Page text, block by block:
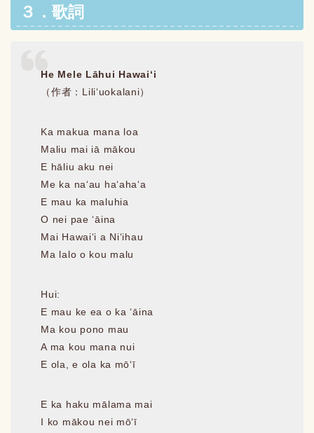
３．歌詞
He Mele Lāhui Hawaiʻi
（作者：Liliʻuokalani）
Ka makua mana loa
Maliu mai iā mākou
E hāliu aku nei
Me ka naʻau haʻahaʻa
E mau ka maluhia
O nei pae ʻāina
Mai Hawaiʻi a Niʻihau
Ma lalo o kou malu
Hui:
E mau ke ea o ka ʻāina
Ma kou pono mau
A ma kou mana nui
E ola, e ola ka mōʻī
E ka haku mālama mai
I ko mākou nei mōʻī